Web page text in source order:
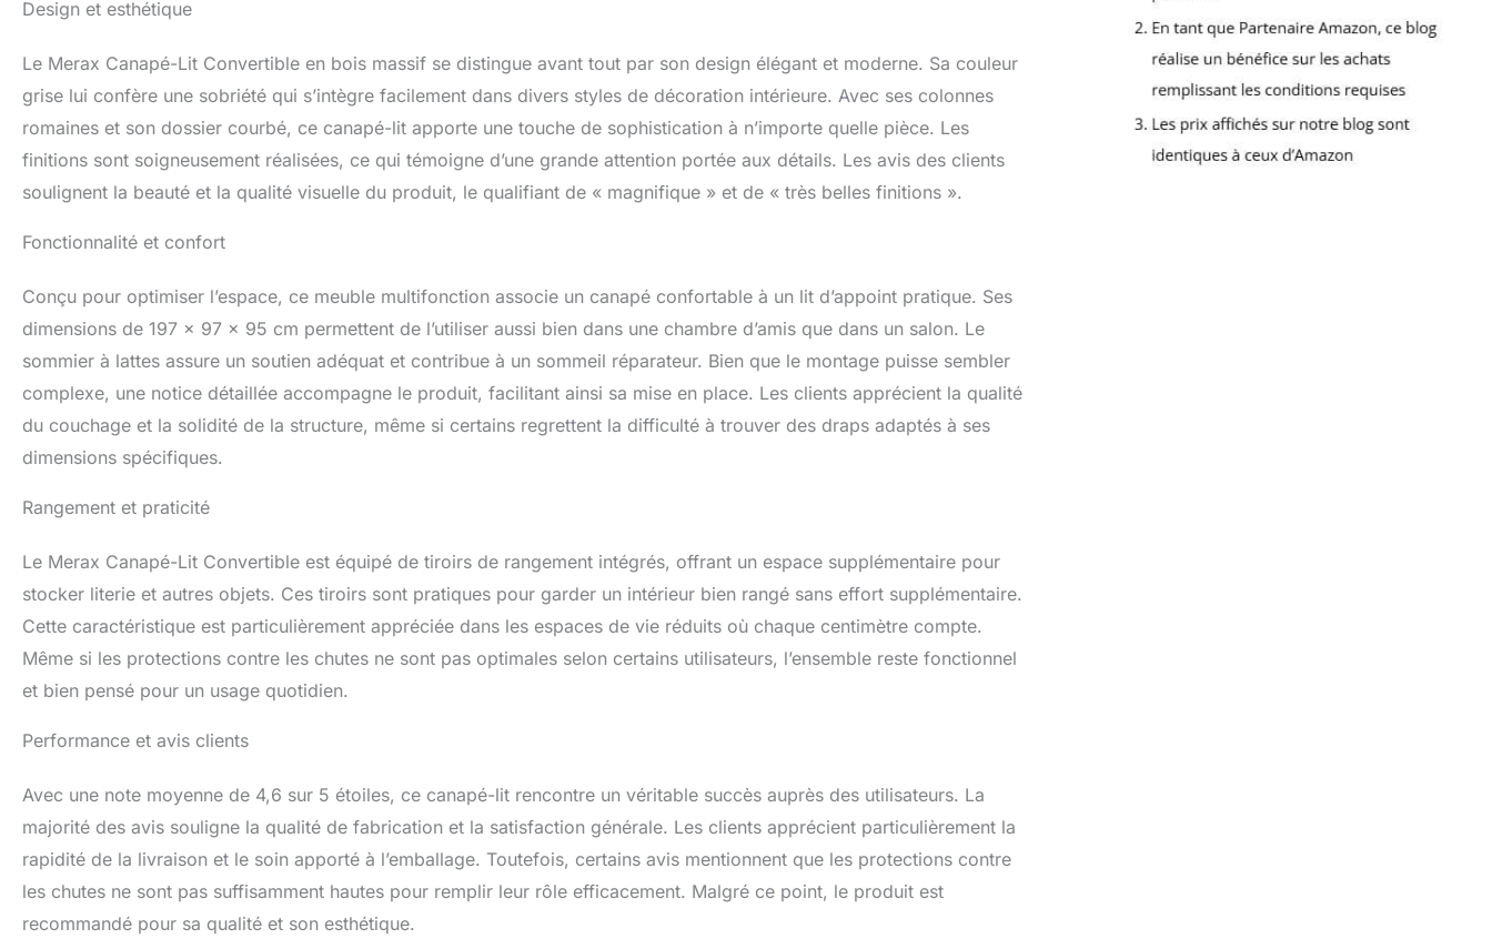
vous permettant de choisir celle qui s'harmonise le mieux avec votre décoration
intérieure.
Design et esthétique
Le Merax Canapé-Lit Convertible en bois massif se distingue avant tout par son design élégant et moderne. Sa couleur
grise lui confère une sobriété qui s’intègre facilement dans divers styles de décoration intérieure. Avec ses colonnes
romaines et son dossier courbé, ce canapé-lit apporte une touche de sophistication à n’importe quelle pièce. Les
finitions sont soigneusement réalisées, ce qui témoigne d’une grande attention portée aux détails. Les avis des clients
soulignent la beauté et la qualité visuelle du produit, le qualifiant de « magnifique » et de « très belles finitions ».
Fonctionnalité et confort
Conçu pour optimiser l’espace, ce meuble multifonction associe un canapé confortable à un lit d’appoint pratique. Ses
dimensions de 197 x 97 x 95 cm permettent de l’utiliser aussi bien dans une chambre d’amis que dans un salon. Le
sommier à lattes assure un soutien adéquat et contribue à un sommeil réparateur. Bien que le montage puisse sembler
complexe, une notice détaillée accompagne le produit, facilitant ainsi sa mise en place. Les clients apprécient la qualité
du couchage et la solidité de la structure, même si certains regrettent la difficulté à trouver des draps adaptés à ses
dimensions spécifiques.
Rangement et praticité
Le Merax Canapé-Lit Convertible est équipé de tiroirs de rangement intégrés, offrant un espace supplémentaire pour
stocker literie et autres objets. Ces tiroirs sont pratiques pour garder un intérieur bien rangé sans effort supplémentaire.
Cette caractéristique est particulièrement appréciée dans les espaces de vie réduits où chaque centimètre compte.
Même si les protections contre les chutes ne sont pas optimales selon certains utilisateurs, l’ensemble reste fonctionnel
et bien pensé pour un usage quotidien.
Performance et avis clients
Avec une note moyenne de 4,6 sur 5 étoiles, ce canapé-lit rencontre un véritable succès auprès des utilisateurs. La
majorité des avis souligne la qualité de fabrication et la satisfaction générale. Les clients apprécient particulièrement la
rapidité de la livraison et le soin apporté à l’emballage. Toutefois, certains avis mentionnent que les protections contre
les chutes ne sont pas suffisamment hautes pour remplir leur rôle efficacement. Malgré ce point, le produit est
recommandé pour sa qualité et son esthétique.